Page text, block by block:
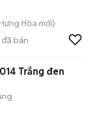
Hòa mới)
đã bán
Trắng đen